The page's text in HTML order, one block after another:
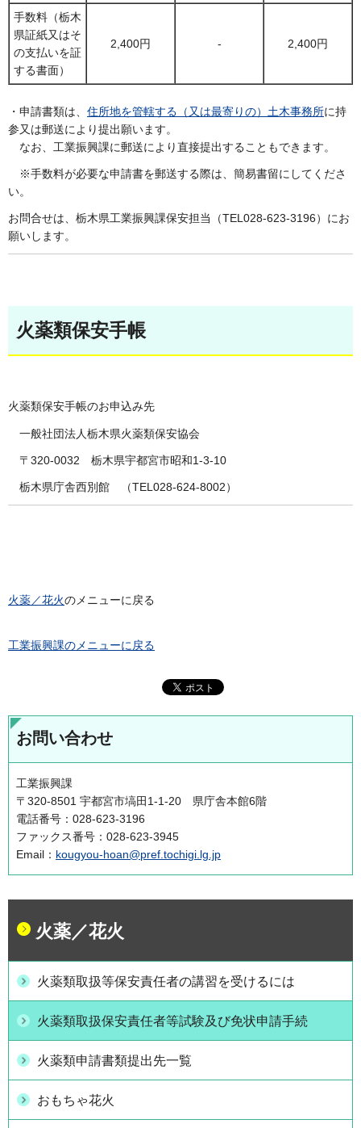
手数料（栃木
県証紙又はそ
の支払いを証
する書面）
2,400円 - 2,400円
・申請書類は、 住所地を管轄する（又は最寄りの）土木事務所に持
参又は郵送により提出願います。
なお、工業振興課に郵送により直接提出することもできます。
※手数料が必要な申請書を郵送する際は、簡易書留にしてくださ
い。
お問合せは、栃木県工業振興課保安担当（TEL028-623-3196）にお
願いします。
火薬類保安手帳
火薬類保安手帳のお申込み先
一般社団法人栃木県火薬類保安協会
〒320-0032 栃木県宇都宮市昭和1-3-10
栃木県庁舎西別館 （TEL028-624-8002）
火薬／花火のメニューに戻る
工業振興課のメニューに戻る
お問い合わせ
工業振興課
〒320-8501 宇都宮市塙田1-1-20 県庁舎本館6階
電話番号：028-623-3196
ファックス番号：028-623-3945
Email： kougyou-hoan@pref.tochigi.lg.jp
火薬／花火
火薬類取扱等保安責任者の講習を受けるには
火薬類取扱保安責任者等試験及び免状申請手続
火薬類申請書類提出先一覧
おもちゃ花火